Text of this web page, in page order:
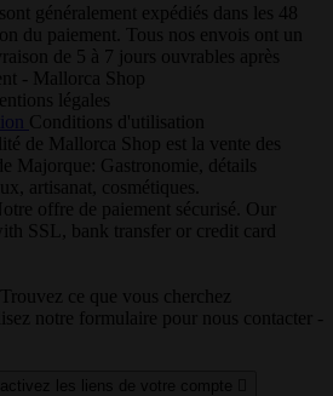
généralement expédiés dans les 48
du paiement. Tous nos envois ont un
de 5 à 7 jours ouvrables après
- Mallorca Shop
légales
Conditions d'utilisation
de Mallorca Shop est la vente des
Majorque: Gastronomie, détails
artisanat, cosmétiques.
offre de paiement sécurisé. Our
SSL, bank transfer or credit card
ce que vous cherchez
notre formulaire pour nous contacter -